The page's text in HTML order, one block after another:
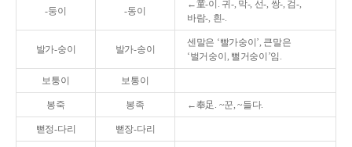
-둥이 -동이
←童-이. 귀-, 막-, 선-, 쌍-, 검-,
바람-, 흰-.
발가-숭이 발가-송이
센말은 ‘빨가숭이’, 큰말은
‘벌거숭이, 뻘거숭이’임.
보퉁이 보통이
봉죽 봉족 ←奉足. ~꾼, ~들다.
뻗정-다리 뻗장-다리